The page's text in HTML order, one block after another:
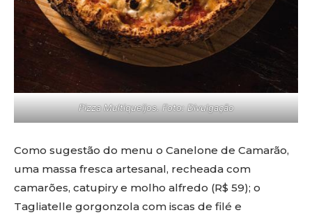
Pizza Multiqueijos. Foto: Divulgação
Como sugestão do menu o Canelone de Camarão,
uma massa fresca artesanal, recheada com
camarões, catupiry e molho alfredo (R$ 59); o
Tagliatelle gorgonzola com iscas de filé e